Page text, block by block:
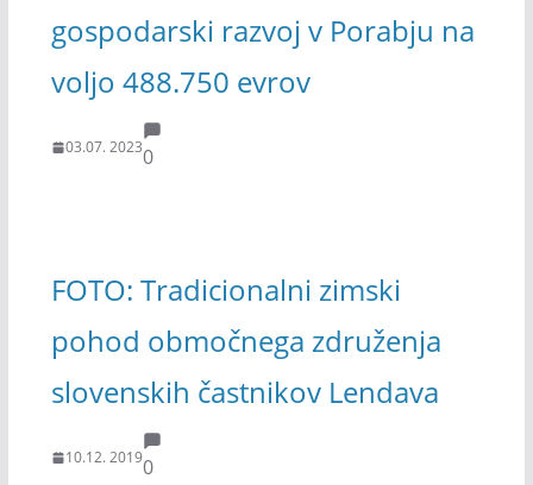
gospodarski razvoj v Porabju na
voljo 488.750 evrov
03.07. 20230
FOTO: Tradicionalni zimski
pohod območnega združenja
slovenskih častnikov Lendava
10.12. 20190